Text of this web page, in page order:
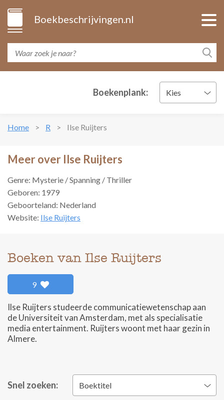
Boekbeschrijvingen.nl
Boekenplank: Kies
Home R Ilse Ruijters
Meer over Ilse Ruijters
Genre: Mysterie / Spanning / Thriller
Geboren: 1979
Geboorteland: Nederland
Website: Ilse Ruijters
Boeken van Ilse Ruijters
9
Ilse Ruijters studeerde communicatiewetenschap aan
de Universiteit van Amsterdam, met als specialisatie
media entertainment. Ruijters woont met haar gezin in
Almere.
Snel zoeken: Boektitel